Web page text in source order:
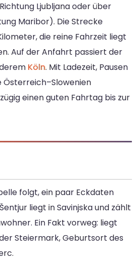
Ljubljana oder über
Maribor). Die Strecke
die reine Fahrzeit liegt
Auf der Anfahrt passiert der
Köln. Mit Ladezeit, Pausen
einen guten Fahrtag bis zur
folgt, ein paar Eckdaten
liegt in Savinjska und zählt
Ein Fakt vorweg: liegt
Steiermark, Geburtsort des